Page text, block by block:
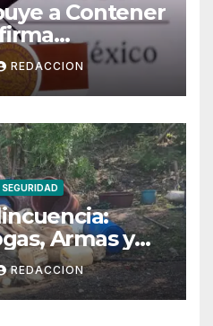
a Contener
REDACCION
SEGURIDAD
Armas y
Estados
REDACCION